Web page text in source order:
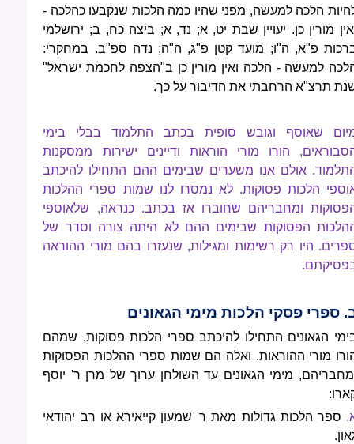
הלכה למעשה, מפני שהיו כמה הלכות שנקבעו כהלכה -
מורין כן. יעויין שבת יט, א; נד, א; ביצה כח, ב; ירושלמי
פ"א, ה"ו; מועד קטן פ"ג, ה"ה; נדה ספ"ב. במחקרי:
למעשה - הלכה ואין מורין כן ב"הצפה לחכמת ישראל"
תרצ"א הרחבתי את הדיבור על כך.
שאוסף וגובש סופית בכתב התלמוד בבלי בימי
הורו מורי הוראות ודיינים ישירות ממסקנות
אולם אנו משערים שבימים ההם התחילו להיכתב
הלכות פסוקות. לא נמסרו לנו שמות ספרי ההלכות
ומחבריהם שחוברו אז בכתב. כנראה, שלאוספי
הפסוקות שבימים ההם לא היתה צורה וסדר של
היו רק רשימות ומגילות, שנעזרו בהם מורי ההוראה
ספרי פסקי הלכות מימי הגאונים
הגאונים התחילו להיכתב ספרי הלכות פסוקות, שמהם
מורי ההוראות. ואלה הם שמות ספרי ההלכות הפסוקות
מימי הגאונים עד השולחן ערוך של מרן ר' יוסף
ספר הלכות גדולות מאת ר' שמעון קייאירא או רב יהודאי